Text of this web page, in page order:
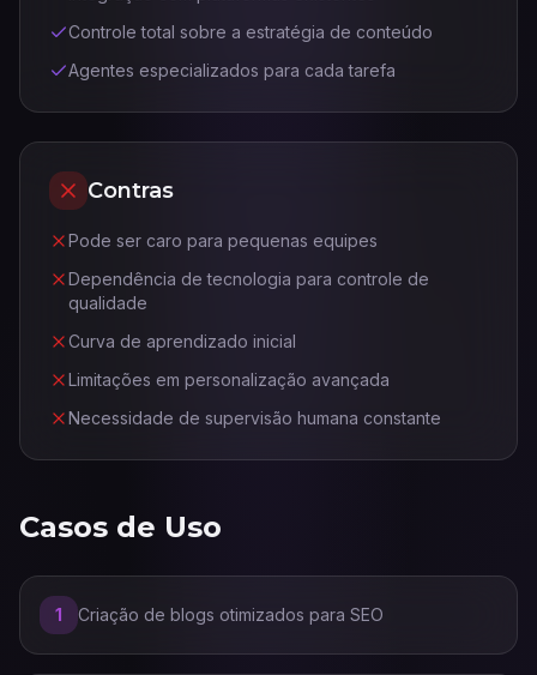
Controle total sobre a estratégia de conteúdo
Agentes especializados para cada tarefa
Contras
Pode ser caro para pequenas equipes
Dependência de tecnologia para controle de
qualidade
Curva de aprendizado inicial
Limitações em personalização avançada
Necessidade de supervisão humana constante
Casos de Uso
1 Criação de blogs otimizados para SEO